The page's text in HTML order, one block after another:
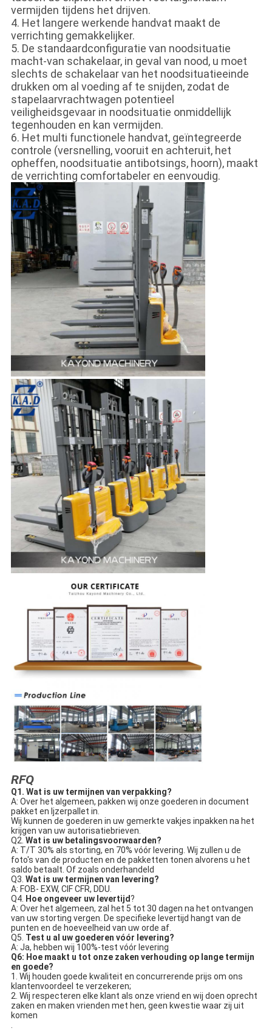
vermijden tijdens het drijven.
4. Het langere werkende handvat maakt de
verrichting gemakkelijker.
5. De standaardconfiguratie van noodsituatie
macht-van schakelaar, in geval van nood, u moet
slechts de schakelaar van het noodsituatieeinde
drukken om al voeding af te snijden, zodat de
stapelaarvrachtwagen potentieel
veiligheidsgevaar in noodsituatie onmiddellijk
tegenhouden en kan vermijden.
6. Het multi functionele handvat, geïntegreerde
controle (versnelling, vooruit en achteruit, het
opheffen, noodsituatie antibotsings, hoorn), maakt
de verrichting comfortabeler en eenvoudig.
RFQ
Q1. Wat is uw termijnen van verpakking?
A: Over het algemeen, pakken wij onze goederen in document
pakket en Ijzerpallet in.
Wij kunnen de goederen in uw gemerkte vakjes inpakken na het
krijgen van uw autorisatiebrieven.
Q2. Wat is uw betalingsvoorwaarden?
A: T/T 30% als storting, en 70% vóór levering. Wij zullen u de
foto's van de producten en de pakketten tonen alvorens u het
saldo betaalt. Of zoals onderhandeld
Q3. Wat is uw termijnen van levering?
A: FOB- EXW, CIF CFR, DDU.
Q4. Hoe ongeveer uw levertijd?
A: Over het algemeen, zal het 5 tot 30 dagen na het ontvangen
van uw storting vergen. De specifieke levertijd hangt van de
punten en de hoeveelheid van uw orde af.
Q5. Test u al uw goederen vóór levering?
A: Ja, hebben wij 100%-test vóór levering
Q6: Hoe maakt u tot onze zaken verhouding op lange termijn
en goede?
1. Wij houden goede kwaliteit en concurrerende prijs om ons
klantenvoordeel te verzekeren;
2. Wij respecteren elke klant als onze vriend en wij doen oprecht
zaken en maken vrienden met hen, geen kwestie waar zij uit
komen
.